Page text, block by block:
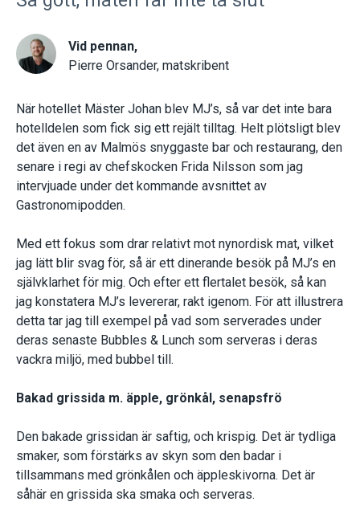
Vid pennan,
Pierre Orsander, matskribent
När hotellet Mäster Johan blev MJ’s, så var det inte bara
hotelldelen som fick sig ett rejält tilltag. Helt plötsligt blev
det även en av Malmös snyggaste bar och restaurang, den
senare i regi av chefskocken Frida Nilsson som jag
intervjuade under det kommande avsnittet av
Gastronomipodden.
Med ett fokus som drar relativt mot nynordisk mat, vilket
jag lätt blir svag för, så är ett dinerande besök på MJ’s en
självklarhet för mig. Och efter ett flertalet besök, så kan
jag konstatera MJ’s levererar, rakt igenom. För att illustrera
detta tar jag till exempel på vad som serverades under
deras senaste Bubbles & Lunch som serveras i deras
vackra miljö, med bubbel till.
Bakad grissida m. äpple, grönkål, senapsfrö
Den bakade grissidan är saftig, och krispig. Det är tydliga
smaker, som förstärks av skyn som den badar i
tillsammans med grönkålen och äppleskivorna. Det är
såhär en grissida ska smaka och serveras.